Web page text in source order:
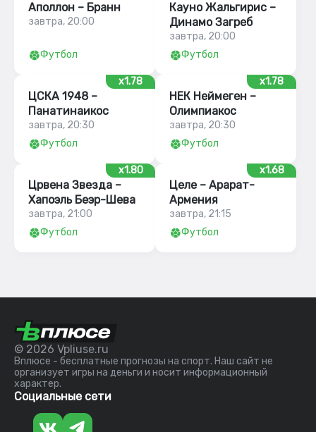
Аполлон – Бранн
завтра, 20:00
Футбол
Кауно Жальгирис –
Динамо Загреб
завтра, 20:00
Футбол
x1.78
ЦСКА 1948 –
Панатинаикос
завтра, 20:30
Футбол
x1.78
НЕК Неймеген –
Олимпиакос
завтра, 20:30
Футбол
x1.80
Црвена Звезда –
Хапоэль Беэр-Шева
завтра, 21:00
Футбол
x1.68
Целе – Арарат-
Армения
завтра, 21:15
Футбол
© 2026 Vpliuse.ru
Вплюсе - бесплатные прогнозы на спорт. Наш сайт не
организует игры на деньги и носит информационный
характер.
Социальные сети